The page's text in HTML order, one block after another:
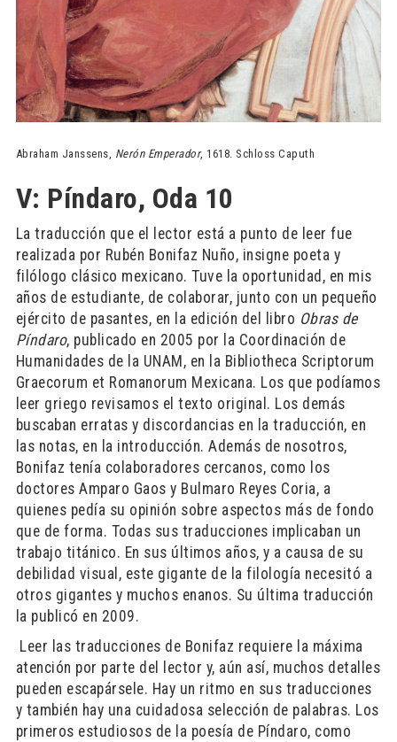
Abraham Janssens, Nerón Emperador, 1618. Schloss Caputh
V: Píndaro, Oda 10
La traducción que el lector está a punto de leer fue
realizada por Rubén Bonifaz Nuño, insigne poeta y
filólogo clásico mexicano. Tuve la oportunidad, en mis
años de estudiante, de colaborar, junto con un pequeño
ejército de pasantes, en la edición del libro Obras de
Píndaro, publicado en 2005 por la Coordinación de
Humanidades de la UNAM, en la Bibliotheca Scriptorum
Graecorum et Romanorum Mexicana. Los que podíamos
leer griego revisamos el texto original. Los demás
buscaban erratas y discordancias en la traducción, en
las notas, en la introducción. Además de nosotros,
Bonifaz tenía colaboradores cercanos, como los
doctores Amparo Gaos y Bulmaro Reyes Coria, a
quienes pedía su opinión sobre aspectos más de fondo
que de forma. Todas sus traducciones implicaban un
trabajo titánico. En sus últimos años, y a causa de su
debilidad visual, este gigante de la filología necesitó a
otros gigantes y muchos enanos. Su última traducción
la publicó en 2009.
​ Leer las traducciones de Bonifaz requiere la máxima
atención por parte del lector y, aún así, muchos detalles
pueden escapársele. Hay un ritmo en sus traducciones
y también hay una cuidadosa selección de palabras. Los
primeros estudiosos de la poesía de Píndaro, como